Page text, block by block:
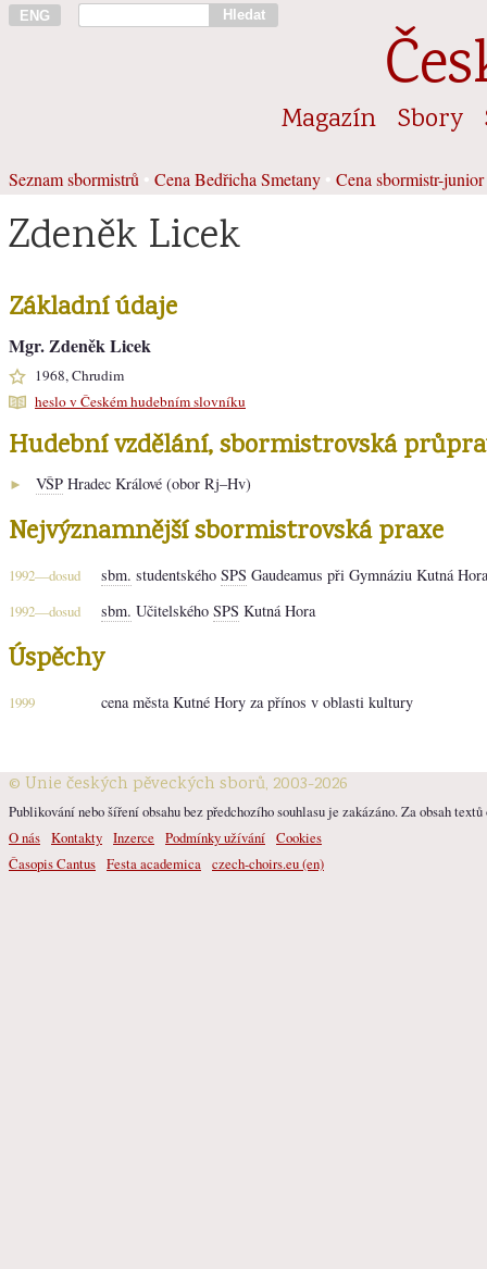
ENG Hledat
Magazín Sbory
Seznam sbormistrů Cena Bedřicha Smetany Cena sbormistr-junior
Zdeněk Licek
Základní údaje
Mgr. Zdeněk Licek
1968, Chrudim
heslo v Českém hudebním slovníku
Hudební vzdělání, sbormistrovská
► VŠP Hradec Králové (obor Rj–Hv)
Nejvýznamnější sbormistrovská praxe
1992—dosud sbm. studentského SPS Gaudeamus při Gymnáziu Kutná Hora
1992—dosud sbm. Učitelského SPS Kutná Hora
Úspěchy
1999 cena města Kutné Hory za přínos v oblasti kultury
© Unie českých pěveckých sborů, 2003-2026
Publikování nebo šíření obsahu bez předchozího souhlasu je zakázáno. Za obsah
O nás Kontakty Inzerce Podmínky užívání Cookies
Časopis Cantus Festa academica czech-choirs.eu (en)